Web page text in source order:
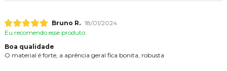
Bruno R. 18/01/2024
Eu recomendo esse produto.
Boa qualidade
O material é forte, a aprência geral fica bonita, robusta